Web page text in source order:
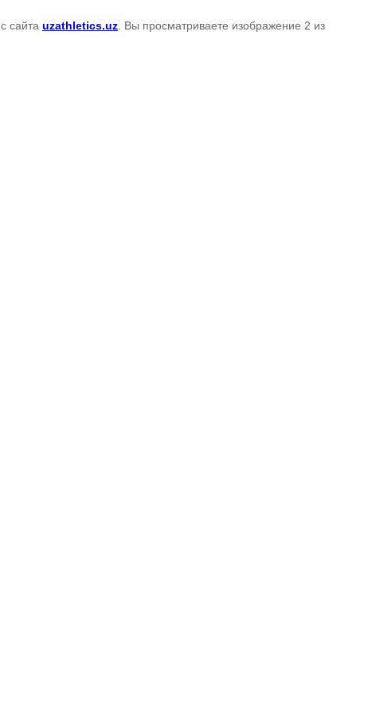
с сайта uzathletics.uz . Вы просматриваете изображение 2 из